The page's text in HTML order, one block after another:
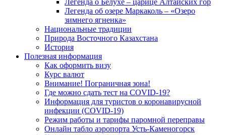
Легенда о Белухе – царице Алтайских гор
Легенда об озере Маркаколь – «Озеро
зимнего ягненка»
Национальные традиции
Природа Восточного Казахстана
История
Полезная информация
Как оформить визу
Курс валют
Внимание! Пограничная зона!
Где можно сдать тест на COVID-19?
Информация для туристов о коронавирусной
инфекции (COVID-19)
Режим работы и тарифы паромной переправы
Онлайн табло аэропорта Усть-Каменогорск